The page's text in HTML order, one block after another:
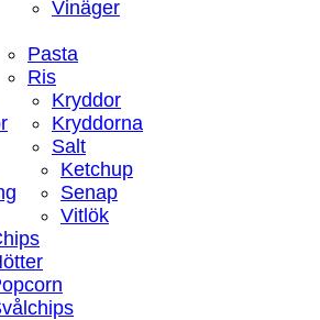
Vinäger
Pasta
Ris
Kryddor
Kryddorna
Salt
Ketchup
Senap
Vitlök